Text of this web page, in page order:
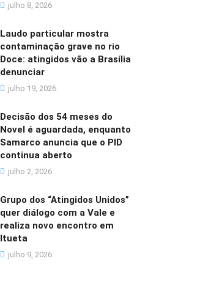
julho 8, 2026
Laudo particular mostra
contaminação grave no rio
Doce: atingidos vão a Brasília
denunciar
julho 19, 2026
Decisão dos 54 meses do
Novel é aguardada, enquanto
Samarco anuncia que o PID
continua aberto
julho 2, 2026
Grupo dos “Atingidos Unidos”
quer diálogo com a Vale e
realiza novo encontro em
Itueta
julho 9, 2026